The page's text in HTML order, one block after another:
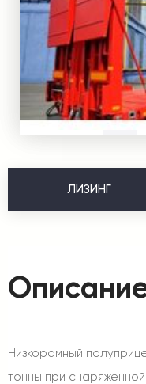
ЛИЗИНГ
Низкорамный
тонны при снаряженной